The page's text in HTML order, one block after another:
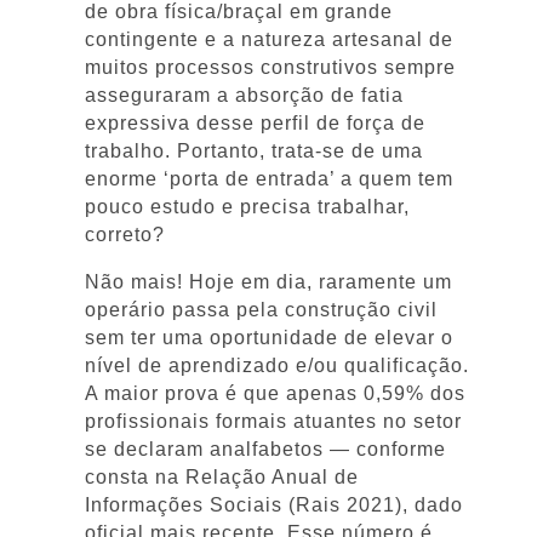
de obra física/braçal em grande
contingente e a natureza artesanal de
muitos processos construtivos sempre
asseguraram a absorção de fatia
expressiva desse perfil de força de
trabalho. Portanto, trata-se de uma
enorme ‘porta de entrada’ a quem tem
pouco estudo e precisa trabalhar,
correto?
Não mais! Hoje em dia, raramente um
operário passa pela construção civil
sem ter uma oportunidade de elevar o
nível de aprendizado e/ou qualificação.
A maior prova é que apenas 0,59% dos
profissionais formais atuantes no setor
se declaram analfabetos — conforme
consta na Relação Anual de
Informações Sociais (Rais 2021), dado
oficial mais recente. Esse número é